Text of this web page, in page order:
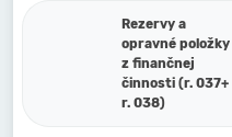
Rezervy a
opravné položky
z finančnej
činnosti (r. 037+
r. 038)